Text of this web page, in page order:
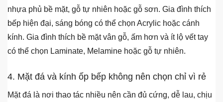
nhựa phủ bề mặt, gỗ tự nhiên hoặc gỗ sơn. Gia đình thích
bếp hiện đại, sáng bóng có thể chọn Acrylic hoặc cánh
kính. Gia đình thích bề mặt vân gỗ, ấm hơn và ít lộ vết tay
có thể chọn Laminate, Melamine hoặc gỗ tự nhiên.
4. Mặt đá và kính ốp bếp không nên chọn chỉ vì rẻ
Mặt đá là nơi thao tác nhiều nên cần đủ cứng, dễ lau, chịu